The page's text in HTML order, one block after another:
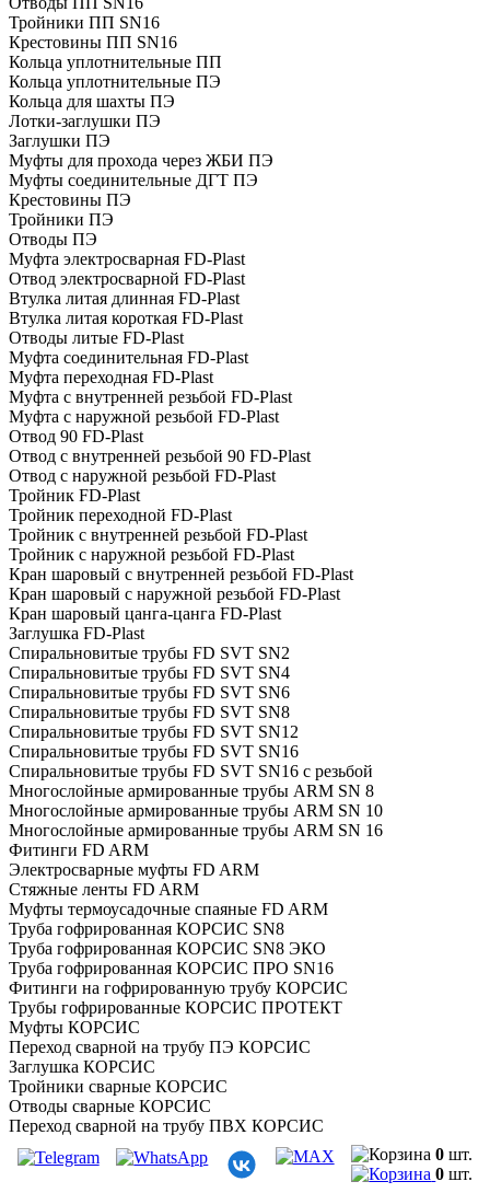
Тройники ПП SN16
Крестовины ПП SN16
Кольца уплотнительные ПП
Кольца уплотнительные ПЭ
Кольца для шахты ПЭ
Лотки-заглушки ПЭ
Заглушки ПЭ
Муфты для прохода через ЖБИ ПЭ
Муфты соединительные ДГТ ПЭ
Крестовины ПЭ
Тройники ПЭ
Отводы ПЭ
Муфта электросварная FD-Plast
Отвод электросварной FD-Plast
Втулка литая длинная FD-Plast
Втулка литая короткая FD-Plast
Отводы литые FD-Plast
Муфта соединительная FD-Plast
Муфта переходная FD-Plast
Муфта с внутренней резьбой FD-Plast
Муфта с наружной резьбой FD-Plast
Отвод 90 FD-Plast
Отвод с внутренней резьбой 90 FD-Plast
Отвод с наружной резьбой FD-Plast
Тройник FD-Plast
Тройник переходной FD-Plast
Тройник с внутренней резьбой FD-Plast
Тройник с наружной резьбой FD-Plast
Кран шаровый с внутренней резьбой FD-Plast
Кран шаровый с наружной резьбой FD-Plast
Кран шаровый цанга-цанга FD-Plast
Заглушка FD-Plast
Спиральновитые трубы FD SVT SN2
Спиральновитые трубы FD SVT SN4
Спиральновитые трубы FD SVT SN6
Спиральновитые трубы FD SVT SN8
Спиральновитые трубы FD SVT SN12
Спиральновитые трубы FD SVT SN16
Спиральновитые трубы FD SVT SN16 с резьбой
Многослойные армированные трубы ARM SN 8
Многослойные армированные трубы ARM SN 10
Многослойные армированные трубы ARM SN 16
Фитинги FD ARM
Электросварные муфты FD ARM
Стяжные ленты FD ARM
Муфты термоусадочные спаяные FD ARM
Труба гофрированная КОРСИС SN8
Труба гофрированная КОРСИС SN8 ЭКО
Труба гофрированная КОРСИС ПРО SN16
Фитинги на гофрированную трубу КОРСИС
Трубы гофрированные КОРСИС ПРОТЕКТ
Муфты КОРСИС
Переход сварной на трубу ПЭ КОРСИС
Заглушка КОРСИС
Тройники сварные КОРСИС
Отводы сварные КОРСИС
Переход сварной на трубу ПВХ КОРСИС
Тройник литой КОРСИС
Отвод литой КОРСИС
0 шт.
0 шт.